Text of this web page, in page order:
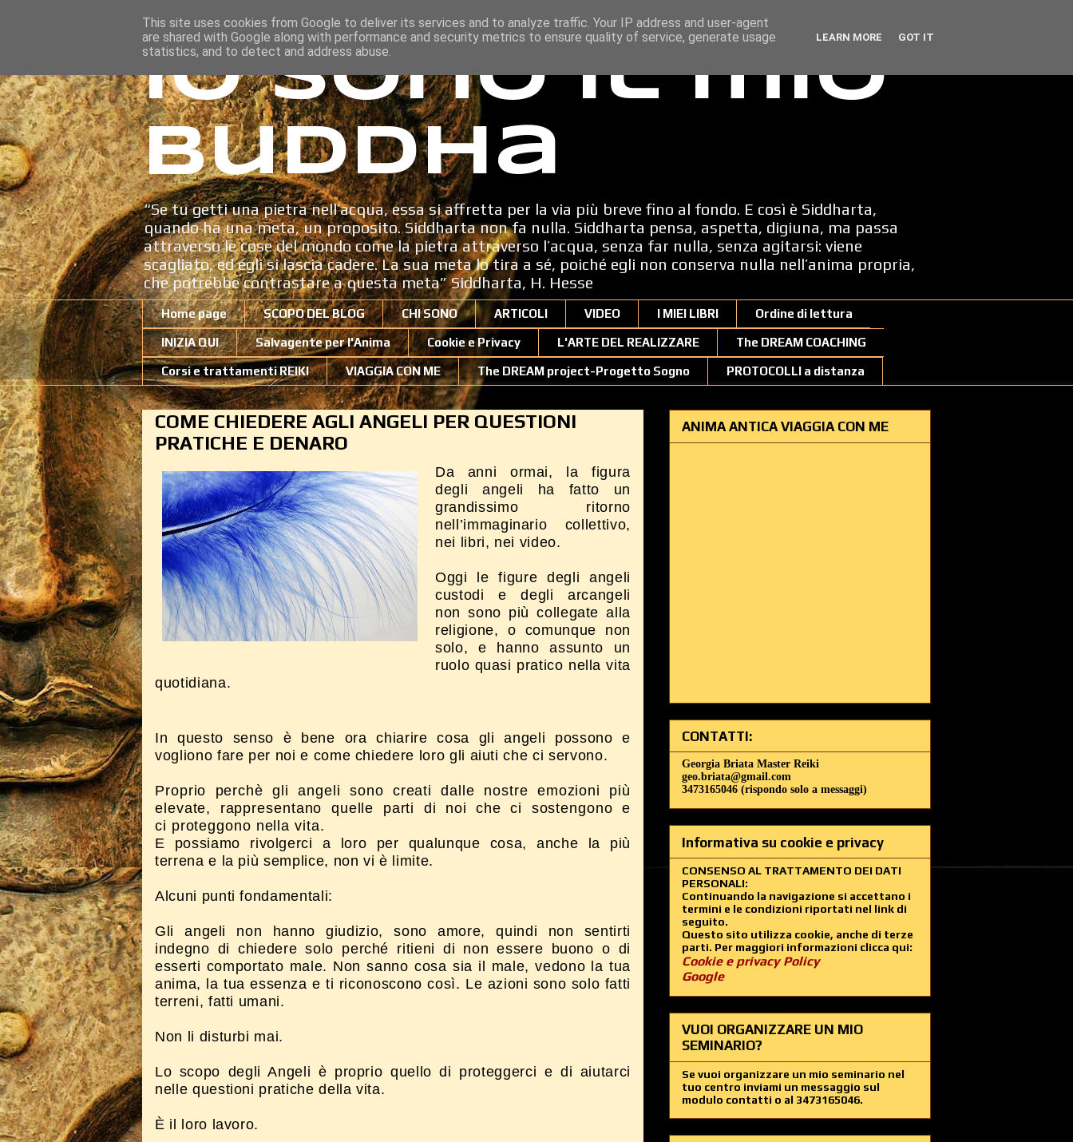
Io sono il mio
Buddha
“Se tu getti una pietra nell’acqua, essa si affretta per la via più breve fino al fondo. E così è Siddharta,
quando ha una meta, un proposito. Siddharta non fa nulla. Siddharta pensa, aspetta, digiuna, ma passa
attraverso le cose del mondo come la pietra attraverso l’acqua, senza far nulla, senza agitarsi: viene
scagliato, ed egli si lascia cadere. La sua meta lo tira a sé, poiché egli non conserva nulla nell’anima propria,
che potrebbe contrastare a questa meta” Siddharta, H. Hesse
Home page SCOPO DEL BLOG CHI SONO ARTICOLI VIDEO I MIEI LIBRI Ordine di lettura
INIZIA QUI Salvagente per l'Anima Cookie e Privacy L'ARTE DEL REALIZZARE The DREAM COACHING
Corsi e trattamenti REIKI VIAGGIA CON ME The DREAM project-Progetto Sogno PROTOCOLLI a distanza
COME CHIEDERE AGLI ANGELI PER QUESTIONI
PRATICHE E DENARO
Da anni ormai, la figura
degli angeli ha fatto un
grandissimo ritorno
nell’immaginario collettivo,
nei libri, nei video.
Oggi le figure degli angeli
custodi e degli arcangeli
non sono più collegate alla
religione, o comunque non
solo, e hanno assunto un
ruolo quasi pratico nella vita
quotidiana.
In questo senso è bene ora chiarire cosa gli angeli possono e
vogliono fare per noi e come chiedere loro gli aiuti che ci servono.
Proprio perchè gli angeli sono creati dalle nostre emozioni più
elevate, rappresentano quelle parti di noi che ci sostengono e
ci proteggono nella vita.
E possiamo rivolgerci a loro per qualunque cosa, anche la più
terrena e la più semplice, non vi è limite.
Alcuni punti fondamentali:
Gli angeli non hanno giudizio, sono amore, quindi non sentirti
indegno di chiedere solo perché ritieni di non essere buono o di
esserti comportato male. Non sanno cosa sia il male, vedono la tua
anima, la tua essenza e ti riconoscono così. Le azioni sono solo fatti
terreni, fatti umani.
Non li disturbi mai.
Lo scopo degli Angeli è proprio quello di proteggerci e di aiutarci
nelle questioni pratiche della vita.
È il loro lavoro.
ANIMA ANTICA VIAGGIA CON ME
CONTATTI:
Georgia Briata Master Reiki
geo.briata@gmail.com
3473165046 (rispondo solo a messaggi)
Informativa su cookie e privacy
CONSENSO AL TRATTAMENTO DEI DATI
PERSONALI:
Continuando la navigazione si accettano i
termini e le condizioni riportati nel link di
seguito.
Questo sito utilizza cookie, anche di terze
parti. Per maggiori informazioni clicca qui:
Cookie e privacy Policy
Google
VUOI ORGANIZZARE UN MIO
SEMINARIO?
Se vuoi organizzare un mio seminario nel
tuo centro inviami un messaggio sul
modulo contatti o al 3473165046.
This site uses cookies from Google to deliver its services and to analyze traffic. Your IP address and user-agent
are shared with Google along with performance and security metrics to ensure quality of service, generate usage
statistics, and to detect and address abuse.
LEARN MORE GOT IT